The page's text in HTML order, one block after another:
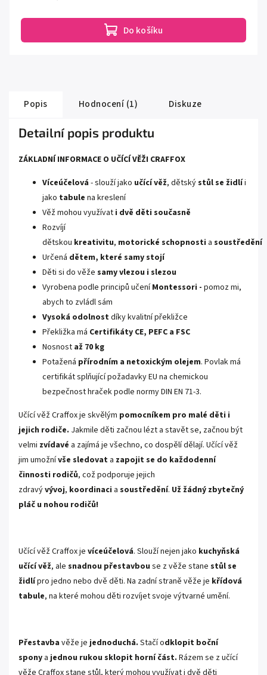
Do košíku
Popis Hodnocení (1) Diskuze
Detailní popis produktu
ZÁKLADNÍ INFORMACE O UČÍCÍ VĚŽI CRAFFOX
Víceúčelová - slouží jako učící věž, dětskýstůl se židlíi
jako tabule na kreslení
Věž mohou využívat i dvě děti současně
Rozvíjí
dětskou kreativitu, motorické schopnosti a soustředění
Určená dětem, které samy stojí
Děti si do věže samy vlezou i slezou
Vyrobena podle principů učeníMontessori - pomoz mi,
abych to zvládl sám
Vysoká odolnostdíky kvalitní překližce
Překližka má Certifikáty CE, PEFC a FSC
Nosnost až 70 kg
Potažená přírodním a netoxickým olejem. Povlak má
certifikát splňující požadavky EU na chemickou
bezpečnost hraček podle normy DIN EN 71-3.
Učící věž Craffox je skvělým pomocníkem pro malé děti i
jejich rodiče. Jakmile děti začnou lézt a stavět se, začnou být
velmi zvídavé a zajímá je všechno, co dospělí dělají. Učící věž
jim umožnívše sledovat a zapojit se do každodenní
činnosti rodičů, což podporuje jejich
zdravývývoj, koordinaci a soustředění. Už žádný zbytečný
pláč u nohou rodičů!
Učící věž Craffox je víceúčelová. Slouží nejen jako kuchyňská
učící věž, ale snadnou přestavbou se z věže stane stůl se
židlípro jedno nebo dvě děti. Na zadní straně věže je křídová
tabule, na které mohou děti rozvíjet svoje výtvarné umění.
Přestavba věže jejednoduchá. Stačí odklopit boční
spony ajednou rukou sklopit horní část. Rázem se z učící